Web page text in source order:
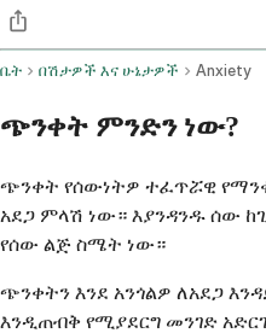
ቤት በሽታዎች እና ሁኔታዎች Anxiety
ጭንቀት ምንድን ነው?
ጭንቀት የሰውነትዎ ተፈጥሯዊ
አደጋ ምላሽ ነው። እያንዳንዱ ሰው
የሰው ልጅ ስሜት ነው።
ጭንቀትን እንደ አንጎልዎ ለአደጋ
እንዲጠብቅ የሚያደርግ መንገድ